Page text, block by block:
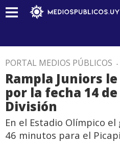
PORTAL MEDIOS PÚBLICOS .
Rampla Juniors
por la fecha 14
División
En el Estadio Olímpico
46 minutos para el